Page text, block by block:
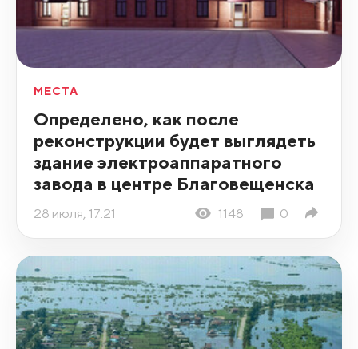
МЕСТА
Определено, как после
реконструкции будет выглядеть
здание электроаппаратного
завода в центре Благовещенска
28 июля, 17:21 1148 0